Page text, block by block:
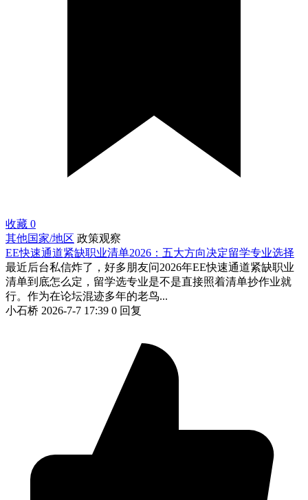
收藏 0
其他国家/地区 政策观察
EE快速通道紧缺职业清单2026：五大方向决定留学专业选择
最近后台私信炸了，好多朋友问2026年EE快速通道紧缺职业
清单到底怎么定，留学选专业是不是直接照着清单抄作业就
行。作为在论坛混迹多年的老鸟...
小石桥 2026-7-7 17:39 0 回复